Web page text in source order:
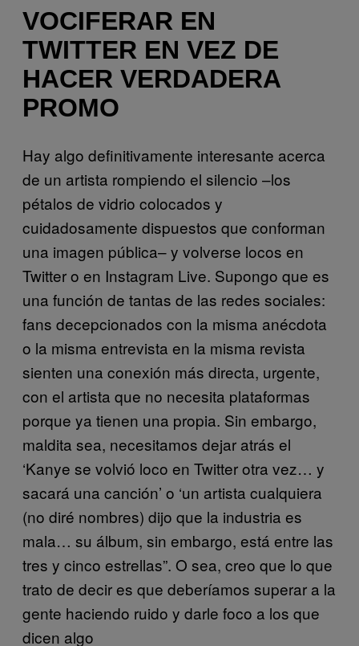
VOCIFERAR EN
TWITTER EN VEZ DE
HACER VERDADERA
PROMO
Hay algo definitivamente interesante acerca
de un artista rompiendo el silencio –los
pétalos de vidrio colocados y
cuidadosamente dispuestos que conforman
una imagen pública– y volverse locos en
Twitter o en Instagram Live. Supongo que es
una función de tantas de las redes sociales:
fans decepcionados con la misma anécdota
o la misma entrevista en la misma revista
sienten una conexión más directa, urgente,
con el artista que no necesita plataformas
porque ya tienen una propia. Sin embargo,
maldita sea, necesitamos dejar atrás el
‘Kanye se volvió loco en Twitter otra vez… y
sacará una canción’ o ‘un artista cualquiera
(no diré nombres) dijo que la industria es
mala… su álbum, sin embargo, está entre las
tres y cinco estrellas”. O sea, creo que lo que
trato de decir es que deberíamos superar a la
gente haciendo ruido y darle foco a los que
dicen algo